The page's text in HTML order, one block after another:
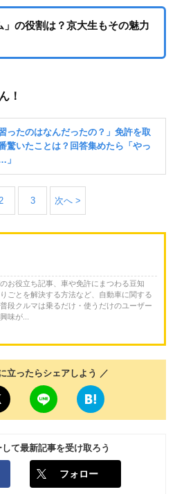
の役割は？京大生もその魅力
！
3 次へ >
お役立ち記事、車や免許にまつわる豆知
ごとを解決する方法など、自動車に関する
段クルマは乗るだけ・使うだけのユーザー
味が...
立ったらシェアしよう ／
て最新記事を受け取ろう
フォロー